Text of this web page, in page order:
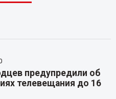
предупредили об
телевещания до 16